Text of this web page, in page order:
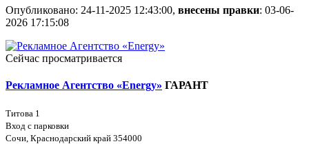
Опубликовано: 24-11-2025 12:43:00, внесены правки: 03-06-
2026 17:15:08
Сейчас просматривается
Рекламное Агентство «Energy» ГАРАНТ
Титова 1
Вход с парковки
Сочи, Краснодарский край 354000